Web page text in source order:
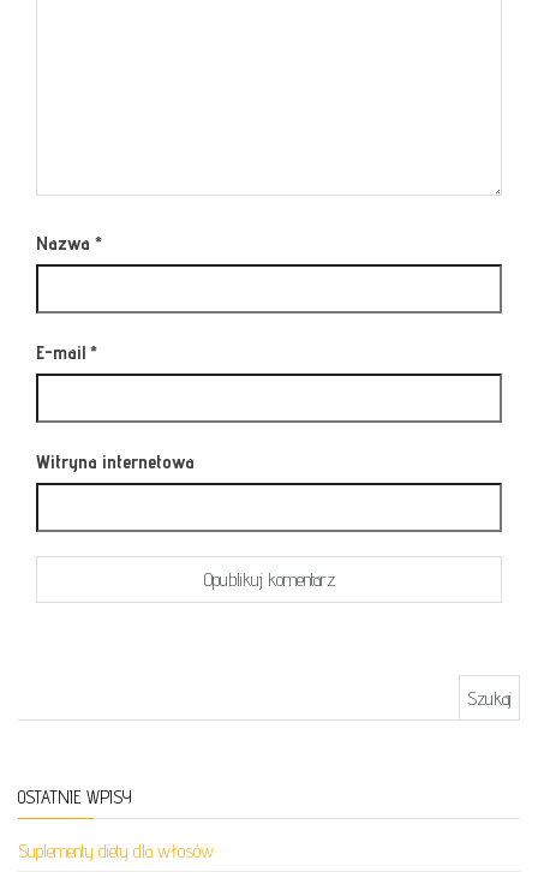
Nazwa *
E-mail *
Witryna internetowa
OSTATNIE WPISY
Suplementy diety dla włosów